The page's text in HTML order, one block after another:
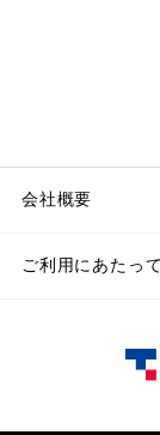
会社概要
ご利用にあたって